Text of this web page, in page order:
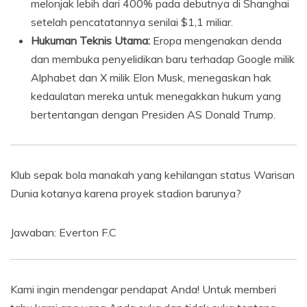
melonjak lebih dari 400% pada debutnya di Shanghai
setelah pencatatannya senilai $1,1 miliar.
Hukuman Teknis Utama: Eropa mengenakan denda
dan membuka penyelidikan baru terhadap Google milik
Alphabet dan X milik Elon Musk, menegaskan hak
kedaulatan mereka untuk menegakkan hukum yang
bertentangan dengan Presiden AS Donald Trump.
Klub sepak bola manakah yang kehilangan status Warisan
Dunia kotanya karena proyek stadion barunya?
Jawaban: Everton F.C
Kami ingin mendengar pendapat Anda! Untuk memberi